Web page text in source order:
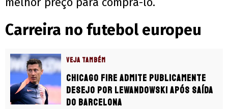
Carreira no futebol europeu
VEJA TAMBÉM
Chicago Fire admite publicamente
desejo por Lewandowski após saída
do Barcelona